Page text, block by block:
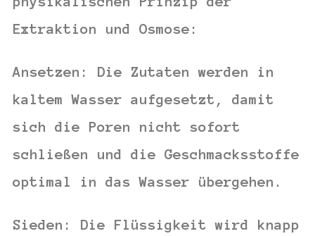
Extraktion und Osmose :
Ansetzen:
Die Zutaten werden in
kaltem Wasser aufgesetzt, damit
sich die Poren nicht sofort
schließen und die Geschmacksstoffe
optimal in das Wasser übergehen.
Sieden:
Die Flüssigkeit wird knapp